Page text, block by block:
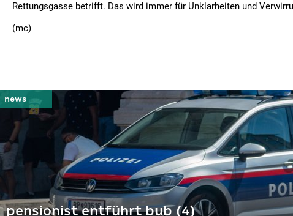
Rettungsgasse betrifft. Das wird immer für Unklarheiten und
(mc)
pensionist entführt bub (4)